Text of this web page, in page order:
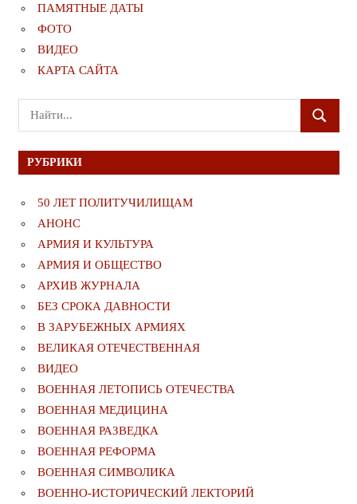
ПАМЯТНЫЕ ДАТЫ
ФОТО
ВИДЕО
КАРТА САЙТА
Поиск
для:
ПОИСК
РУБРИКИ
50 ЛЕТ ПОЛИТУЧИЛИЩАМ
АНОНС
АРМИЯ И КУЛЬТУРА
АРМИЯ И ОБЩЕСТВО
АРХИВ ЖУРНАЛА
БЕЗ СРОКА ДАВНОСТИ
В ЗАРУБЕЖНЫХ АРМИЯХ
ВЕЛИКАЯ ОТЕЧЕСТВЕННАЯ
ВИДЕО
ВОЕННАЯ ЛЕТОПИСЬ ОТЕЧЕСТВА
ВОЕННАЯ МЕДИЦИНА
ВОЕННАЯ РАЗВЕДКА
ВОЕННАЯ РЕФОРМА
ВОЕННАЯ СИМВОЛИКА
ВОЕННО-ИСТОРИЧЕСКИЙ ЛЕКТОРИЙ